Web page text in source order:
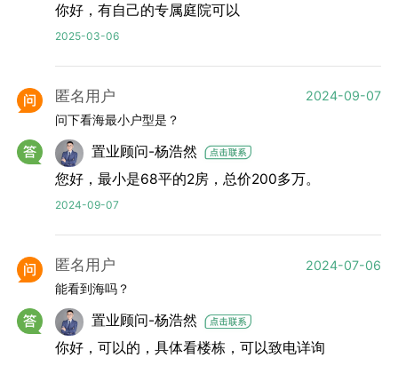
你好，有自己的专属庭院可以
2025-03-06
匿名用户
2024-09-07
问下看海最小户型是？
置业顾问-杨浩然
您好，最小是68平的2房，总价200多万。
2024-09-07
匿名用户
2024-07-06
能看到海吗？
置业顾问-杨浩然
你好，可以的，具体看楼栋，可以致电详询